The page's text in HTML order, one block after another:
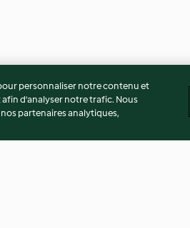
personnaliser notre contenu et
d’analyser notre trafic. Nous
partenaires analytiques,